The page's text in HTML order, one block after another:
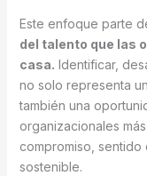
Este enfoque parte
del talento que las
casa. Identificar,
no solo representa
también una
organizacionales
compromiso,
sostenible.